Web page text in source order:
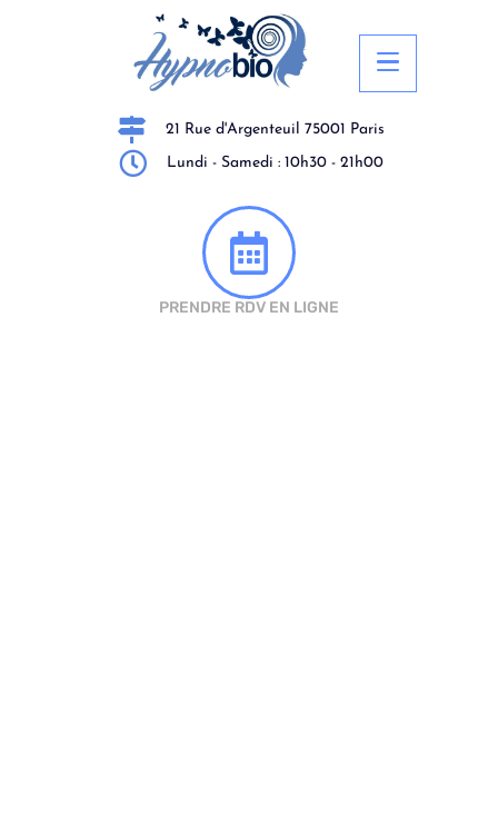
21 Rue d'Argenteuil 75001 Paris
Lundi - Samedi : 10h30 - 21h00
PRENDRE RDV EN LIGNE